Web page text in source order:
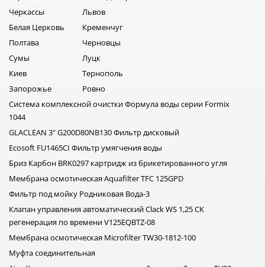
защищает оборудование от преждевременного износа и
обеспечивает стабильную работу фильтра на протяжении
Черкассы
Белая Церковь
Полтава
Сумы
Киев
Запорожье
Львов
Кременчуг
Черновцы
Луцк
Тернополь
Ровно
Система комплексной очистки Формула воды серии Formix
1044
GLACLEAN 3" G200D80NB130 Фильтр дисковый
Ecosoft FU1465CI Фильтр умягчения воды
Бриз Карбон BRK0297 картридж из брикетированного угля
Мембрана осмотическая Aquafilter TFC 125GPD
Фильтр под мойку Родниковая Вода-3
Клапан управления автоматический Clack WS 1,25 CK
регенерация по времени V125EQBTZ-08
Мембрана осмотическая Microfilter TW30-1812-100
Муфта соединительная